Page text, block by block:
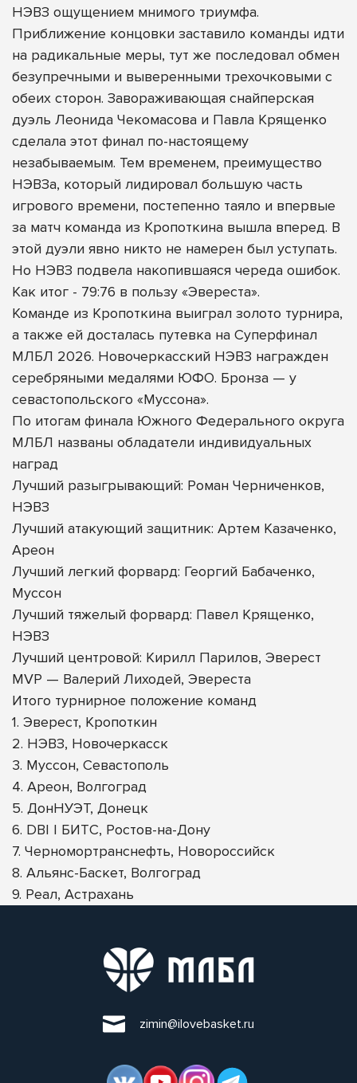
НЭВЗ ощущением мнимого триумфа.
Приближение концовки заставило команды идти
на радикальные меры, тут же последовал обмен
безупречными и выверенными трехочковыми с
обеих сторон. Завораживающая снайперская
дуэль Леонида Чекомасова и Павла Крященко
сделала этот финал по-настоящему
незабываемым. Тем временем, преимущество
НЭВЗа, который лидировал большую часть
игрового времени, постепенно таяло и впервые
за матч команда из Кропоткина вышла вперед. В
этой дуэли явно никто не намерен был уступать.
Но НЭВЗ подвела накопившаяся череда ошибок.
Как итог - 79:76 в пользу «Эвереста».
Команде из Кропоткина выиграл золото турнира,
а также ей досталась путевка на Суперфинал
МЛБЛ 2026. Новочеркасский НЭВЗ награжден
серебряными медалями ЮФО. Бронза — у
севастопольского «Муссона».
По итогам финала Южного Федерального округа
МЛБЛ названы обладатели индивидуальных
наград
Лучший разыгрывающий: Роман Черниченков,
НЭВЗ
Лучший атакующий защитник: Артем Казаченко,
Ареон
Лучший легкий форвард: Георгий Бабаченко,
Муссон
Лучший тяжелый форвард: Павел Крященко,
НЭВЗ
Лучший центровой: Кирилл Парилов, Эверест
MVP — Валерий Лиходей, Эвереста
Итого турнирное положение команд
1. Эверест, Кропоткин
2. НЭВЗ, Новочеркасск
3. Муссон, Севастополь
4. Ареон, Волгоград
5. ДонНУЭТ, Донецк
6. DBI | БИТС, Ростов-на-Дону
7. Черномортранснефть, Новороссийск
8. Альянс-Баскет, Волгоград
9. Реал, Астрахань
zimin@ilovebasket.ru